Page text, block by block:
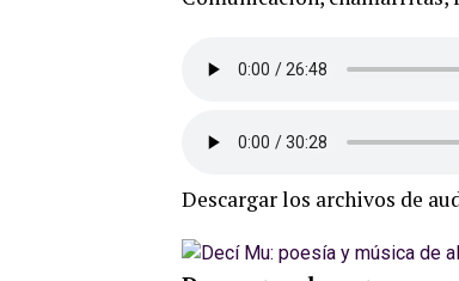
Descargar los archivos de